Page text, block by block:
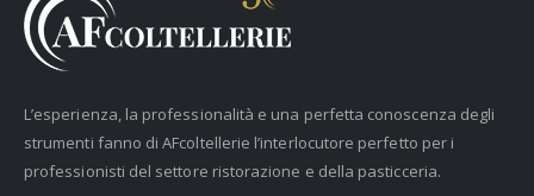
L’esperienza, la professionalità e una perfetta conoscenza degli
strumenti fanno di AFcoltellerie l’interlocutore perfetto per i
professionisti del settore ristorazione e della pasticceria.